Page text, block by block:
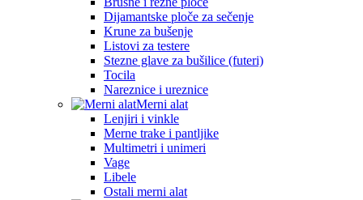
Dijamantske ploče za sečenje
Krune za bušenje
Listovi za testere
Stezne glave za bušilice (futeri)
Tocila
Nareznice i ureznice
Merni alat
Lenjiri i vinkle
Merne trake i pantljike
Multimetri i unimeri
Vage
Libele
Ostali merni alat